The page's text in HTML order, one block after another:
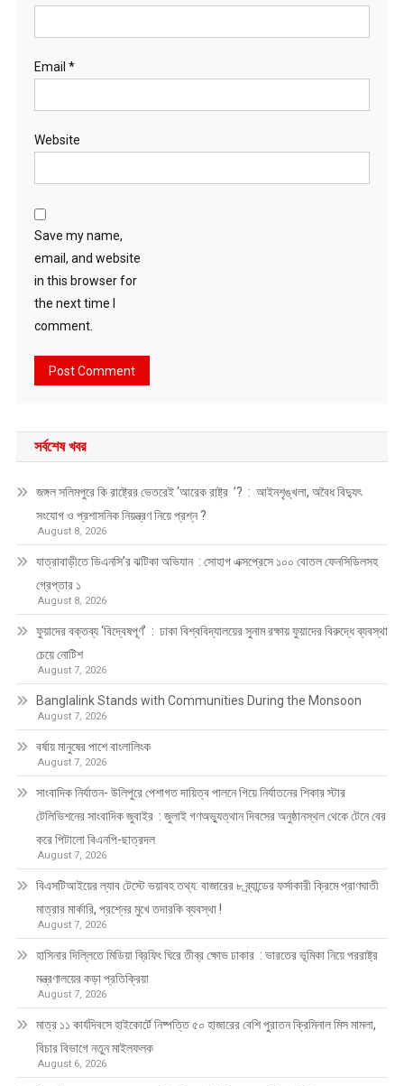
Email *
Website
Save my name,
email, and website
in this browser for
the next time I
comment.
সর্বশেষ খবর
জঙ্গল সলিমপুরে কি রাষ্ট্রের ভেতরেই ‘আরেক রাষ্ট্র ’? : আইনশৃঙ্খলা, অবৈধ বিদ্যুৎ
সংযোগ ও প্রশাসনিক নিয়ন্ত্রণ নিয়ে প্রশ্ন ?
August 8, 2026
যাত্রাবাড়ীতে ডিএনসি’র ঝটিকা অভিযান : সোহাগ এক্সপ্রেসে ১০০ বোতল ফেনসিডিলসহ
গ্রেপ্তার ১
August 8, 2026
ফুয়াদের বক্তব্য ‘বিদ্বেষপূর্ণ’ : ঢাকা বিশ্ববিদ্যালয়ের সুনাম রক্ষায় ফুয়াদের বিরুদ্ধে ব্যবস্থা
চেয়ে নোটিশ
August 7, 2026
Banglalink Stands with Communities During the Monsoon
August 7, 2026
বর্ষায় মানুষের পাশে বাংলালিংক
August 7, 2026
সাংবাদিক নির্যাতন- উলিপুরে পেশাগত দায়িত্ব পালনে গিয়ে নির্যাতনের শিকার স্টার
টেলিভিশনের সাংবাদিক জুবাইর : জুলাই গণঅভ্যুত্থান দিবসের অনুষ্ঠানস্থল থেকে টেনে বের
করে পিটালো বিএনপি-ছাত্রদল
August 7, 2026
বিএসটিআইয়ের ল্যাব টেস্টে ভয়াবহ তথ্য: বাজারের ৮ ব্র্যান্ডের ফর্সাকারী ক্রিমে প্রাণঘাতী
মাত্রার মার্কারি, প্রশ্নের মুখে তদারকি ব্যবস্থা !
August 7, 2026
হাসিনার দিল্লিতে মিডিয়া ব্রিফিং ঘিরে তীব্র ক্ষোভ ঢাকার : ভারতের ভূমিকা নিয়ে পররাষ্ট্র
মন্ত্রণালয়ের কড়া প্রতিক্রিয়া
August 7, 2026
মাত্র ১১ কার্যদিবসে হাইকোর্টে নিষ্পত্তি ৫০ হাজারের বেশি পুরাতন ক্রিমিনাল মিস মামলা,
বিচার বিভাগে নতুন মাইলফলক
August 6, 2026